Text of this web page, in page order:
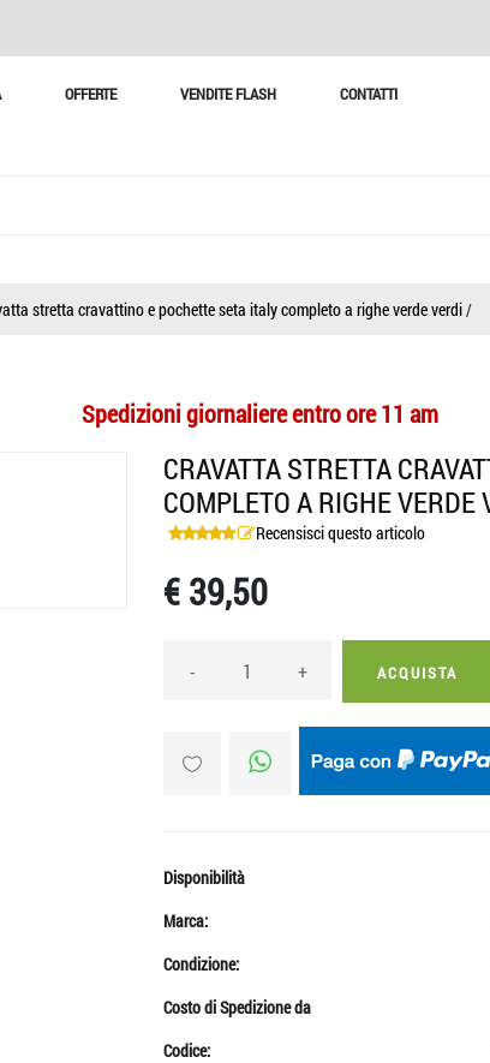
OFFERTE VENDITE FLASH CONTATTI
stretta cravattino e pochette seta italy completo a righe verde verdi/
Spedizioni giornaliere entro ore 11 am
CRAVATTA STRETTA
COMPLETO A RIGHE VERDE
Recensisci questo articolo
€ 39,50
- + ACQUISTA
Disponibilità
Marca:
Condizione:
Costo di Spedizione da
Codice: